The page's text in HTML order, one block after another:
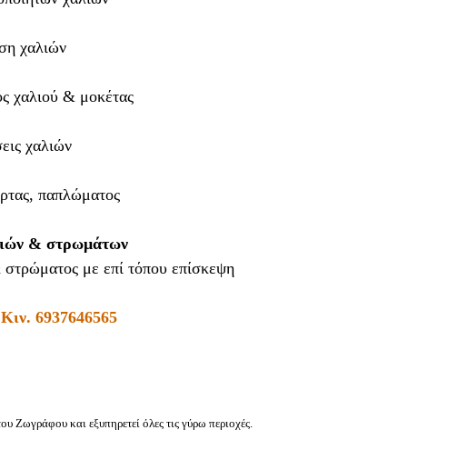
χαλιών
χαλιού & μοκέτας
χαλιών
παπλώματος
& στρωμάτων
με επί τόπου επίσκεψη
Κιν. 6937646565
Ζωγράφου και εξυπηρετεί όλες τις γύρω περιοχές.